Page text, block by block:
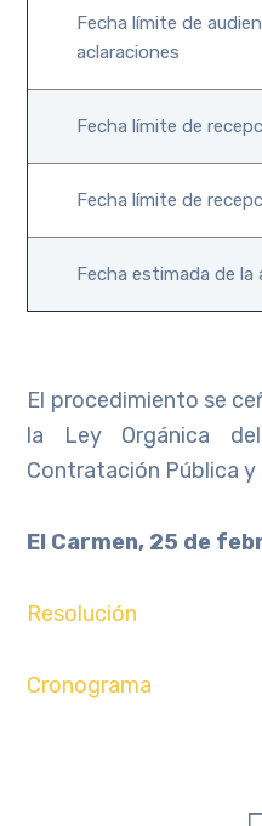
Fecha límite de
aclaraciones
Fecha límite de
Fecha límite de
Fecha estimada de la
El procedimiento se
la Ley Orgánica
Contratación Pública y
El Carmen, 25 de
Resolución
Cronograma